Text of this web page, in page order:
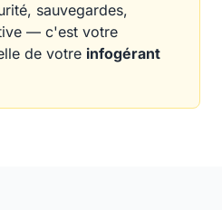
sauvegardes,
— c'est votre
de votre infogérant